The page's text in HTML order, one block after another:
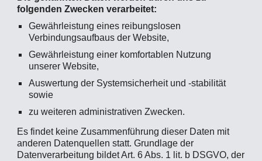
folgenden Zwecken verarbeitet:
Gewährleistung eines reibungslosen
Verbindungsaufbaus der Website,
Gewährleistung einer komfortablen Nutzung
unserer Website,
Auswertung der Systemsicherheit und -stabilität
sowie
zu weiteren administrativen Zwecken.
Es findet keine Zusammenführung dieser Daten mit
anderen Datenquellen statt. Grundlage der
Datenverarbeitung bildet Art. 6 Abs. 1 lit. b DSGVO, der